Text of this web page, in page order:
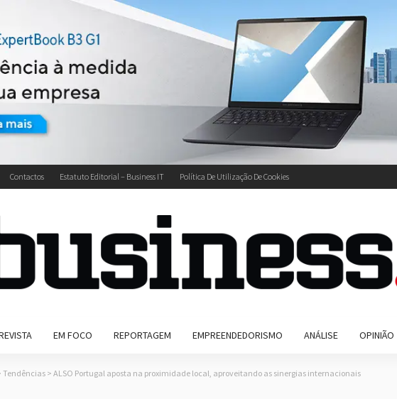
Contactos Estatuto Editorial – Business IT Política De Utilização De Cookies
EM FOCO REPORTAGEM EMPREENDEDORISMO ANÁLISE OPINIÃO
Tendências > ALSO Portugal aposta na proximidade local, aproveitando as sinergias internacionais